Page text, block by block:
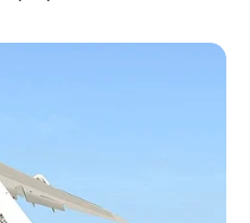
etapa essencial antes
a